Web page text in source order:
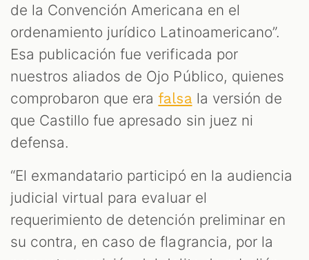
de la Convención Americana en el
ordenamiento jurídico Latinoamericano”.
Esa publicación fue verificada por
nuestros aliados de Ojo Público, quienes
comprobaron que era falsala versión de
que Castillo fue apresado sin juez ni
defensa.
“El exmandatario participó en la audiencia
judicial virtual para evaluar el
requerimiento de detención preliminar en
su contra, en caso de flagrancia, por la